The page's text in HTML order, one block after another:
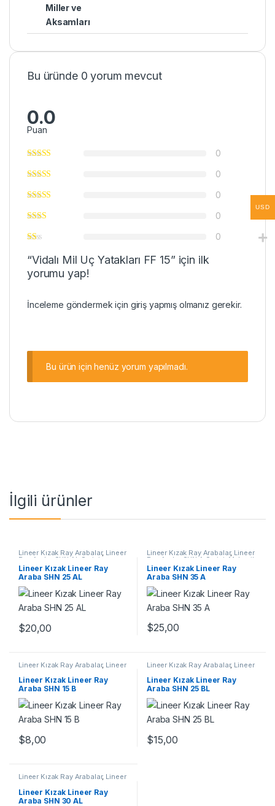
Miller ve
Aksamları
Bu üründe 0 yorum mevcut
0.0
Puan
0
0
0
0
0
“Vidalı Mil Uç Yatakları FF 15” için ilk
yorumu yap!
İnceleme göndermek için girişyapmış olmanız gerekir.
Bu ürün için henüz yorum yapılmadı.
İlgili ürünler
Lineer Kızak Ray Arabalar, Lineer
Ray Araba SHN AL Serisi
Mekanik Ürünler
Lineer Kızak Lineer Ray
Araba SHN 25 AL
$20,00
Lineer Kızak Ray Arabalar, Lineer
Ray Araba SHN A Serisi Mekanik
Ürünler
Lineer Kızak Lineer Ray
Araba SHN 35 A
$25,00
Lineer Kızak Ray Arabalar, Lineer
Ray Araba SHN B Serisi Mekanik
Ürünler
Lineer Kızak Lineer Ray
Araba SHN 15 B
$8,00
Lineer Kızak Ray Arabalar, Lineer
Ray Araba SHN BL Serisi
Mekanik Ürünler
Lineer Kızak Lineer Ray
Araba SHN 25 BL
$15,00
Lineer Kızak Ray Arabalar, Lineer
Mekanik Ürünler
Lineer Kızak Lineer Ray
Araba SHN 30 AL
USD